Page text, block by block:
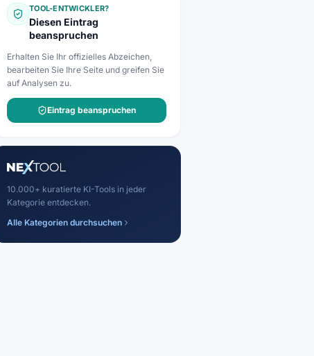
TOOL-ENTWICKLER?
Diesen Eintrag
beanspruchen
Erhalten Sie Ihr offizielles Abzeichen,
bearbeiten Sie Ihre Seite und greifen Sie
auf Analysen zu.
Eintrag beanspruchen
10.000+ kuratierte KI-Tools in jeder
Kategorie entdecken.
Alle Kategorien durchsuchen